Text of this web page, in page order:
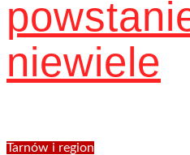
niewiele
Tarnów i region